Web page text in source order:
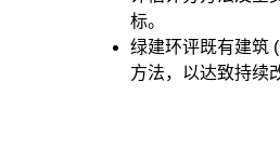
标。
绿建环评既有建筑
方法，以达致持续